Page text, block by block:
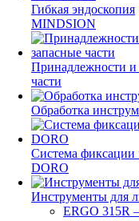
Гибкая эндоскопия
MINDSION
Принадлежности и
части
Обработка
Система фиксации
DORO
Инструменты для
ERGO 315R